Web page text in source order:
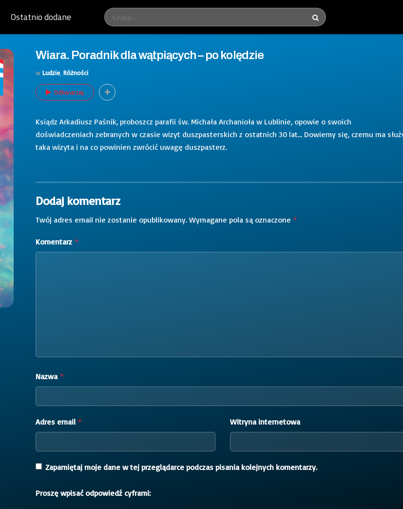
Ostatnio dodane
Wiara. Poradnik dla wątpiących – po kolędzie
w Ludzie Różności
Odtwarzaj
Ksiądz Arkadiusz Paśnik, proboszcz parafii św. Michała Archanioła w Lublinie, opowie o swoich
doświadczeniach zebranych w czasie wizyt duszpasterskich z ostatnich 30 lat… Dowiemy się, czemu ma
taka wizyta i na co powinien zwrócić uwagę duszpasterz.
Dodaj komentarz
Twój adres email nie zostanie opublikowany. Wymagane pola są oznaczone *
Komentarz *
Nazwa *
Adres email * Witryna internetowa
Zapamiętaj moje dane w tej przeglądarce podczas pisania kolejnych komentarzy.
Proszę wpisać odpowiedź cyframi: